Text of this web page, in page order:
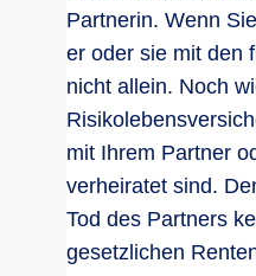
Partnerin. Wenn
er oder sie mit den
nicht allein. Noch
mit Ihrem Partner
verheiratet sind.
Tod des Partners
gesetzlichen